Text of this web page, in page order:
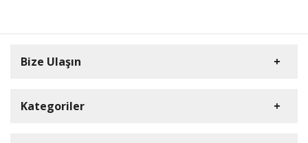
Bize Ulaşın
Kategoriler